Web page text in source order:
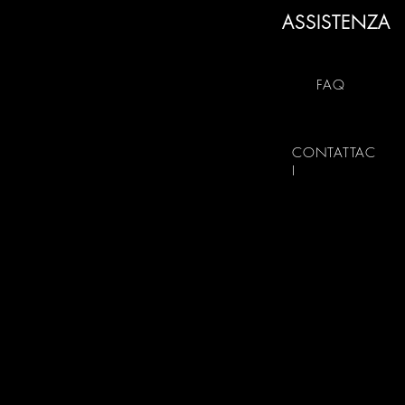
ASSISTENZA
FAQ
CONTATTAC
I